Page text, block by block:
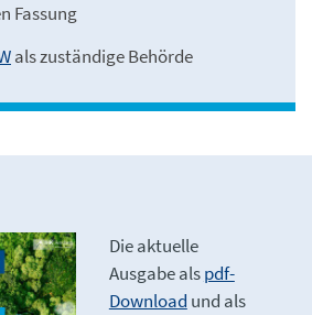
Fassung
als zuständige Behörde
Die aktuelle
Ausgabe alspdf-
Download und als